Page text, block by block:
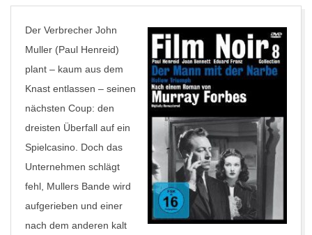
Der Verbrecher John
Muller (Paul Henreid)
plant – kaum aus dem
Knast entlassen – seinen
nächsten Coup: den
dreisten Überfall auf ein
Spielcasino. Doch das
Unternehmen schlägt
fehl, Mullers Bande wird
aufgerieben und einer
nach dem anderen kalt